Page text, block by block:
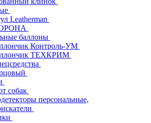
Leatherman
баллоны
Контроль-УМ
ТЕХКРИМ
собак
персональные,